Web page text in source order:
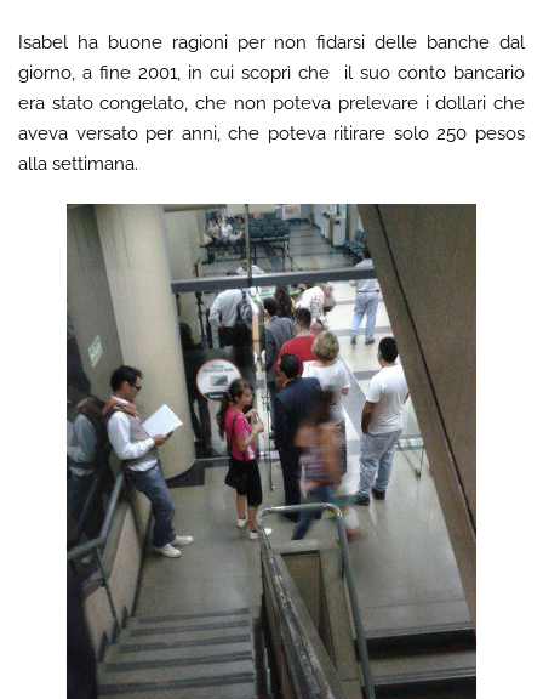
Isabel ha buone ragioni per non fidarsi delle banche dal
giorno, a fine 2001, in cui scoprì che il suo conto bancario
era stato congelato, che non poteva prelevare i dollari che
aveva versato per anni, che poteva ritirare solo 250 pesos
alla settimana.